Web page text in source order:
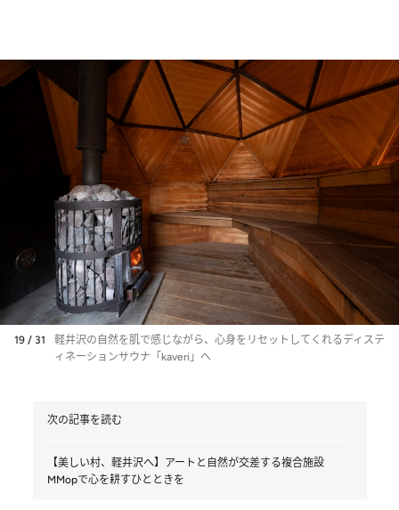
19 / 31
軽井沢の自然を肌で感じながら、心身をリセットしてくれるディステ
ィネーションサウナ「kaveri」へ
次の記事を読む
【美しい村、軽井沢へ】アートと自然が交差する複合施設
MMopで心を耕すひとときを